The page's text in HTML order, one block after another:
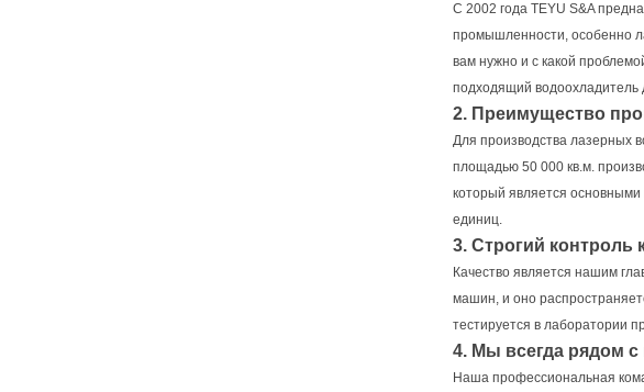
С 2002 года TEYU S&A
промышленности, особенно
вам нужно и с какой
подходящий водоохладитель
2. Преимущество
Для производства лазерных
площадью 50 000 кв.м.
который является
единиц.
3. Строгий контроль
Качество является нашим
машин, и оно
тестируется в лаборатории
4. Мы всегда рядом с
Наша профессиональная